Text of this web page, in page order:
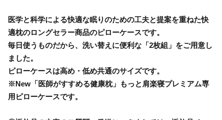
医学と科学による快適な眠りのための工夫と提案を重ねた快
適枕のロングセラー商品のピローケースです。
毎日使うものだから、洗い替えに便利な「2枚組」をご用意し
ました。
ピローケースは高め・低め共通のサイズです。
※New「医師がすすめる健康枕」もっと肩楽寝プレミアム専
用ピローケースです。